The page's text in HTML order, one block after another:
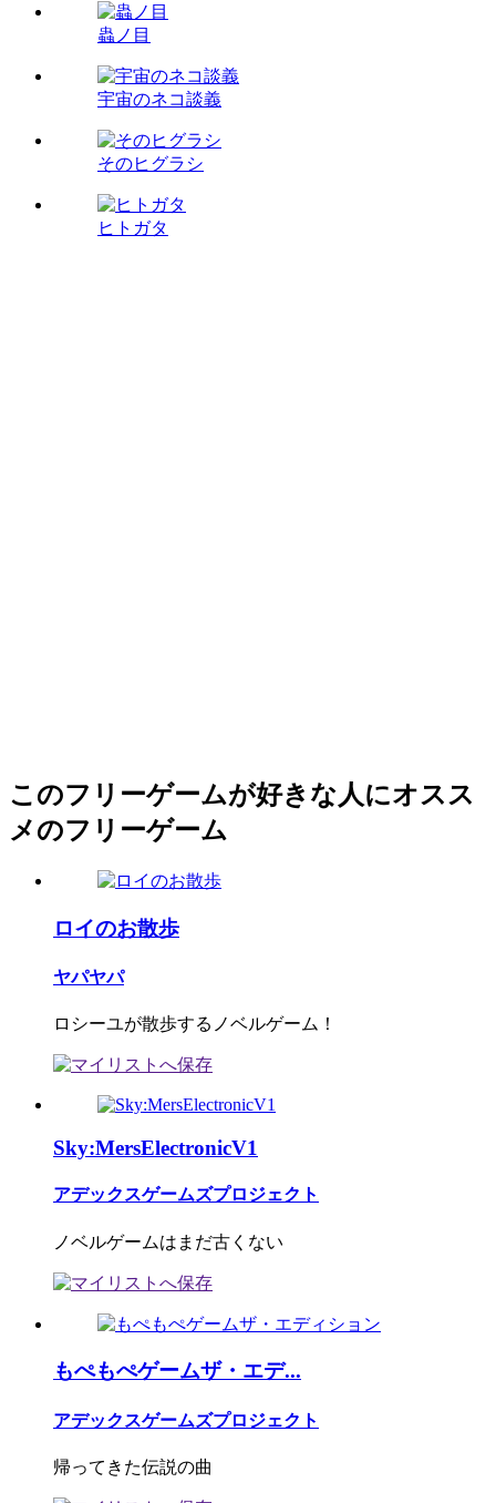
蟲ノ目
宇宙のネコ談義
そのヒグラシ
ヒトガタ
このフリーゲームが好きな人にオスス
メのフリーゲーム
ロイのお散歩
ヤパヤパ
ロシーユが散歩するノベルゲーム！
Sky:MersElectronicV1
アデックスゲームズプロジェクト
ノベルゲームはまだ古くない
もぺもぺゲームザ・エデ...
アデックスゲームズプロジェクト
帰ってきた伝説の曲